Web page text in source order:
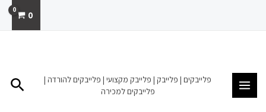
0
פלייבקים | פלייבק | פלייבק מקצועי | פלייבקים להורדה |
פלייבקים למכירה